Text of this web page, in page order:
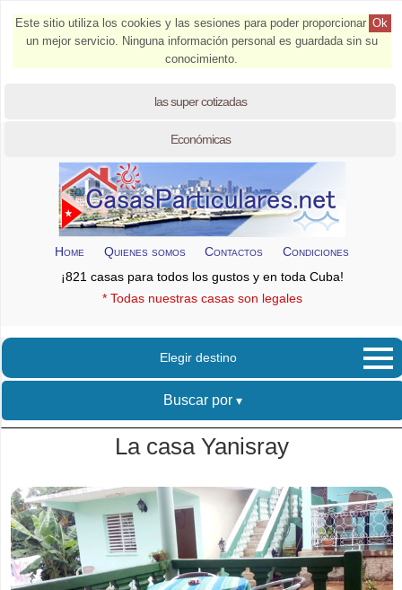
Ok
Este sitio utiliza los cookies y las sesiones para poder proporcionar
un mejor servicio. Ninguna información personal es guardada sin su
conocimiento.
las super cotizadas
Económicas
Home Quienes somos Contactos
Condiciones
¡821 casas para todos los gustos y en toda Cuba!
* Todas nuestras casas son legales
Elegir destino
Buscar por
La casa Yanisray